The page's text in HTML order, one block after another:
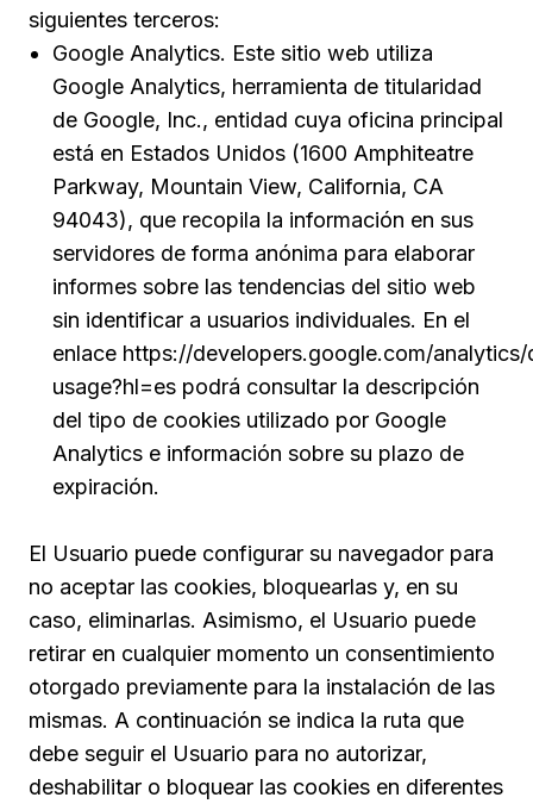
siguientes terceros:
Google Analytics. Este sitio web utiliza
Google Analytics, herramienta de titularidad
de Google, Inc., entidad cuya oficina principal
está en Estados Unidos (1600 Amphiteatre
Parkway, Mountain View, California, CA
94043), que recopila la información en sus
servidores de forma anónima para elaborar
informes sobre las tendencias del sitio web
sin identificar a usuarios individuales. En el
enlace https://developers.google.com/
usage?hl=es podrá consultar la descripción
del tipo de cookies utilizado por Google
Analytics e información sobre su plazo de
expiración.
El Usuario puede configurar su navegador para
no aceptar las cookies, bloquearlas y, en su
caso, eliminarlas. Asimismo, el Usuario puede
retirar en cualquier momento un consentimiento
otorgado previamente para la instalación de las
mismas. A continuación se indica la ruta que
debe seguir el Usuario para no autorizar,
deshabilitar o bloquear las cookies en diferentes